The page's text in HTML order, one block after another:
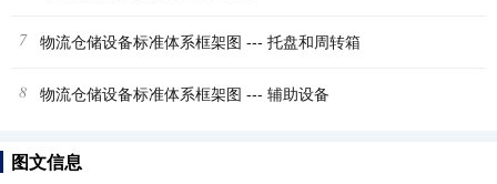
7 物流仓储设备标准体系框架图 --- 托盘和周转箱
8 物流仓储设备标准体系框架图 --- 辅助设备
图文信息